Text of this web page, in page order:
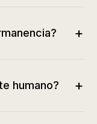
+
humano? +